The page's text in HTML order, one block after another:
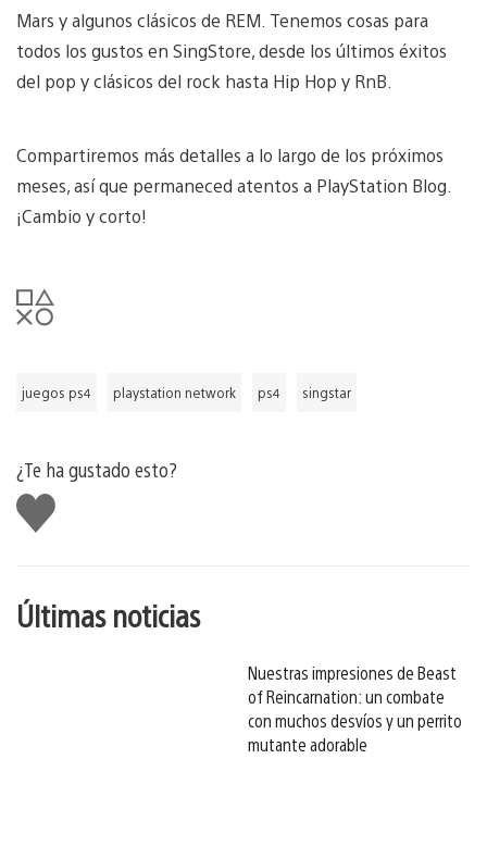
Mars y algunos clásicos de REM. Tenemos cosas para
todos los gustos en SingStore, desde los últimos éxitos
del pop y clásicos del rock hasta Hip Hop y RnB.
Compartiremos más detalles a lo largo de los próximos
meses, así que permaneced atentos a PlayStation Blog.
¡Cambio y corto!
juegos ps4 playstation network ps4 singstar
¿Te ha gustado esto?
Me
gusta
Últimas noticias
Nuestras impresiones de Beast
of Reincarnation: un combate
con muchos desvíos y un perrito
mutante adorable